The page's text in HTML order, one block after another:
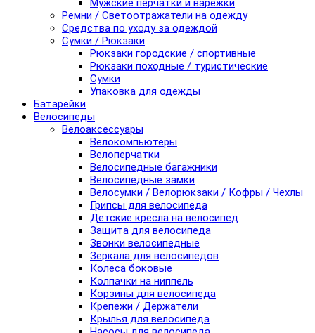
Мужские перчатки и варежки
Ремни / Светоотражатели на одежду
Средства по уходу за одеждой
Сумки / Рюкзаки
Рюкзаки городские / спортивные
Рюкзаки походные / туристические
Сумки
Упаковка для одежды
Батарейки
Велосипеды
Велоаксессуары
Велокомпьютеры
Велоперчатки
Велосипедные багажники
Велосипедные замки
Велосумки / Велорюкзаки / Кофры / Чехлы
Грипсы для велосипеда
Детские кресла на велосипед
Защита для велосипеда
Звонки велосипедные
Зеркала для велосипедов
Колеса боковые
Колпачки на ниппель
Корзины для велосипеда
Крепежи / Держатели
Крылья для велосипеда